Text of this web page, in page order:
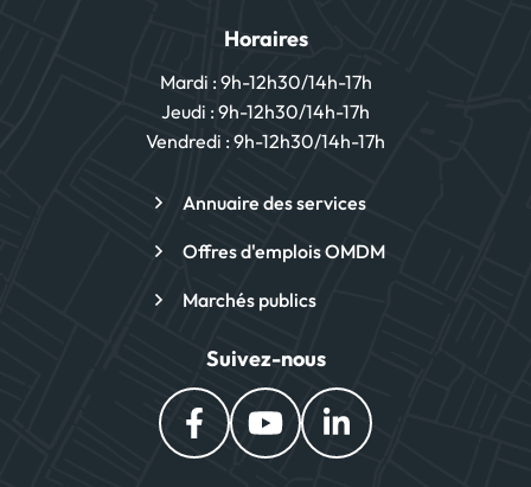
Horaires
Mardi : 9h-12h30/14h-17h
Jeudi : 9h-12h30/14h-17h
Vendredi : 9h-12h30/14h-17h
Annuaire des services
Offres d'emplois OMDM
Marchés publics
Suivez-nous
Lien vers le compte Facebook
Lien vers la chaîne
Lien vers le